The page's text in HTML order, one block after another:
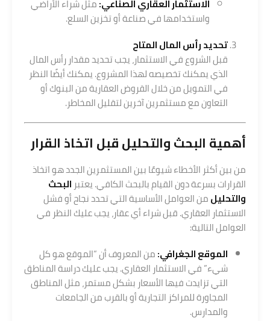
الاستثمار العقاري الصناعي:مثل شراء الأراضي
واستخدامها في صناعة أو تخزين السلع.
تحديد رأس المال المتاح
قبل الشروع في الاستثمار، يجب تحديد مقدار رأس المال
الذي يمكنك تخصيصه لهذا المشروع. يمكنك أيضًا النظر
في التمويل من خلال القروض العقارية من البنوك أو
التعاون مع مستثمرين آخرين لتقليل المخاطر.
أهمية البحث والتحليل قبل اتخاذ القرار
من بين أكثر الأخطاء شيوعًا بين المستثمرين الجدد هو اتخاذ
القرارات بسرعة دون القيام بالبحث الكافي. يعتبر البحث
والتحليلمن العوامل الأساسية التي تحدد نجاح أو فشل
الاستثمار العقاري. قبل شراء أي عقار، يجب عليك النظر في
العوامل التالية:
الموقع الجغرافي:من المعروف أن “الموقع هو كل
شيء” في الاستثمار العقاري. يجب عليك دراسة المناطق
التي تزايدت فيها الأسعار بشكل مستمر، مثل المناطق
المجاورة للمراكز التجارية أو بالقرب من الجامعات
والمدارس.